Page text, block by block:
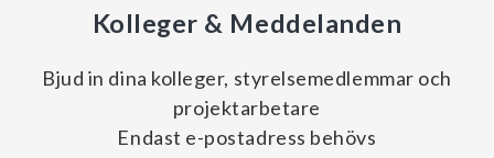
Kolleger & Meddelanden
Bjud in dina kolleger, styrelsemedlemmar och
projektarbetare
Endast e-postadress behövs